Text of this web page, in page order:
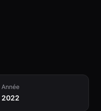
Année
2022